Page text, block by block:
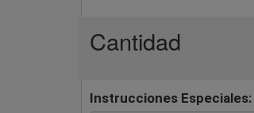
Cantidad
Instrucciones Especiales: